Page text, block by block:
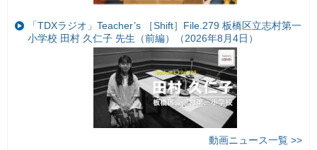
「TDXラジオ」Teacher’s ［Shift］File.279 板橋区立志村第一
小学校 田村 久仁子 先生（前編）（2026年8月4日）
動画ニュース一覧 >>